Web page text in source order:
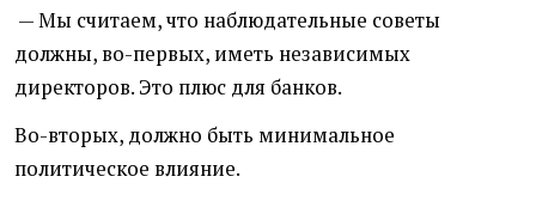
— Мы считаем, что наблюдательные советы
должны, во-первых, иметь независимых
директоров. Это плюс для банков.
Во-вторых, должно быть минимальное
политическое влияние.